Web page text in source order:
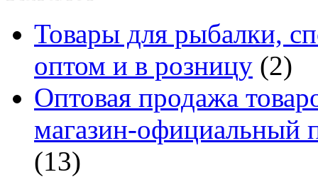
Товары для рыбалки,
оптом и в розницу (2)
Оптовая продажа
магазин-официальный
(13)